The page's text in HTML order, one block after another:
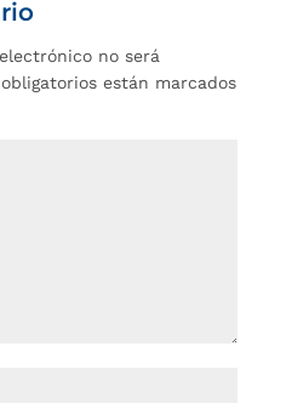
no será
están marcados